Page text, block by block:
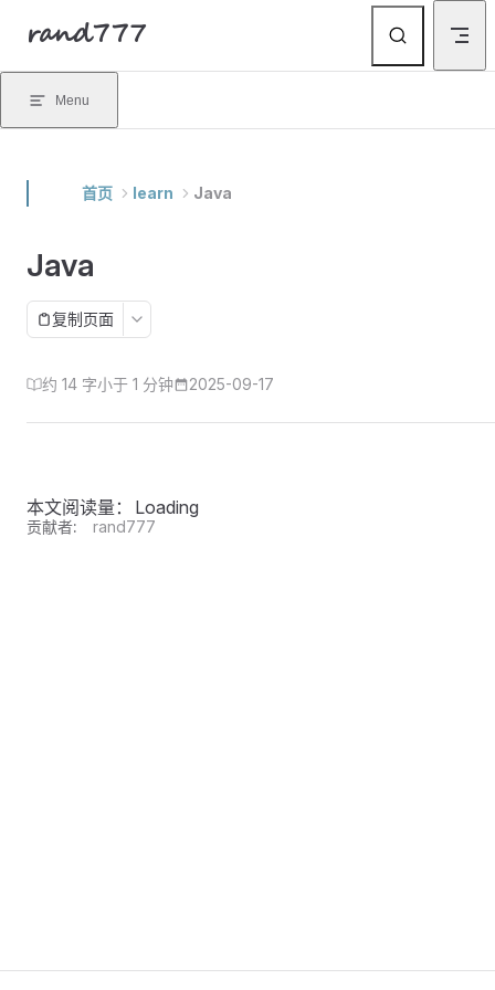
Skip to content
rand777
Menu
首页 learn Java
Java
复制页面
约 14 字小于 1 分钟 2025-09-17
本文阅读量： Loading
贡献者: rand777